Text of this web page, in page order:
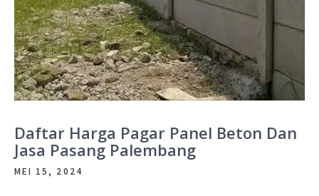
Daftar Harga Pagar Panel Beton Dan
Jasa Pasang Palembang
MEI 15, 2024